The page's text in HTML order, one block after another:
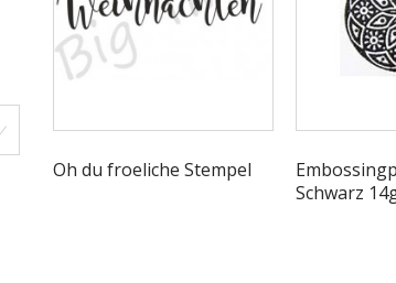
Oh du froeliche Stempel
Schwarz